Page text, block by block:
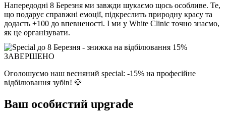
Напередодні 8 Березня ми завжди шукаємо щось особливе. Те,
що подарує справжні емоції, підкреслить природну красу та
додасть +100 до впевненості. І ми у White Clinic точно знаємо,
як це організувати.
ЗАВЕРШЕНО
Оголошуємо наш весняний special: -15% на професійне
відбілювання зубів! 💎
Ваш особистий upgrade